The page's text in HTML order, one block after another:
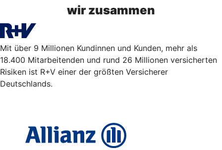
wir zusammen
Mit über 9 Millionen Kundinnen und Kunden, mehr als
18.400 Mitarbeitenden und rund 26 Millionen versicherten
Risiken ist R+V einer der größten Versicherer
Deutschlands.